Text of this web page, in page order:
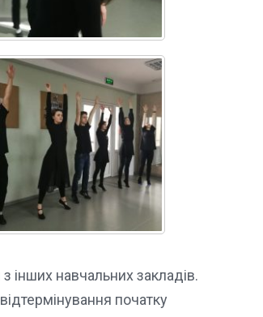
інших навчальних закладів.
початку